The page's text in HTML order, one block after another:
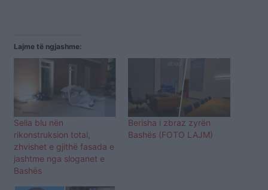
Lajme të ngjashme:
Selia blu nën
rikonstruksion total,
zhvishet e gjithë fasada e
jashtme nga sloganet e
Bashës
Berisha i zbraz zyrën
Bashës (FOTO LAJM)